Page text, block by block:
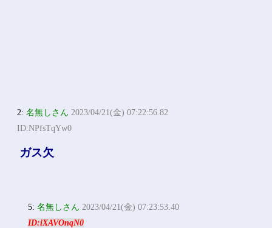
2:名無しさん 2023/04/21(金) 07:22:56.82
ID:NPfsTqYw0
ガス欠
5:名無しさん 2023/04/21(金) 07:23:53.40
ID:iXAVOnqN0